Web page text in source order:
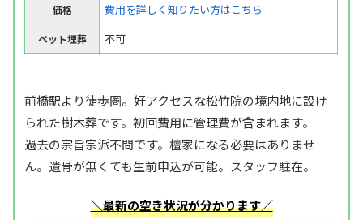
価格 費用を詳しく知りたい方はこちら
ペット埋葬 不可
前橋駅より徒歩圏。好アクセスな松竹院の境内地に設け
られた樹木葬です。初回費用に管理費が含まれます。
過去の宗旨宗派不問です。檀家になる必要はありませ
ん。遺骨が無くても生前申込が可能。スタッフ駐在。
＼最新の空き状況が分かります／